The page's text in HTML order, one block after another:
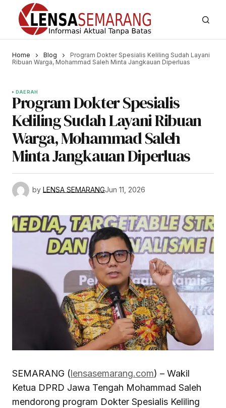
Home Blog
Program Dokter Spesialis Keliling Sudah Layani
Ribuan Warga, Mohammad Saleh Minta Jangkauan Diperluas
DAERAH
Program Dokter Spesialis
Keliling Sudah Layani Ribuan
Warga, Mohammad Saleh
Minta Jangkauan Diperluas
by LENSA SEMARANGJun 11, 2026
SEMARANG (lensasemarang.com) – Wakil
Ketua DPRD Jawa Tengah Mohammad Saleh
mendorong program Dokter Spesialis Keliling